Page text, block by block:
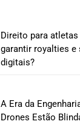
Direito para
garantir royalties e
digitais?
A Era da
Drones Estão